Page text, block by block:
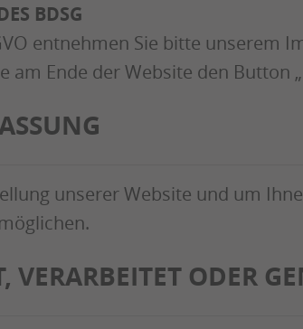
BDSG
entnehmen Sie bitte unserem
Ende der Website den Button
unserer Website und um
VERARBEITET ODER